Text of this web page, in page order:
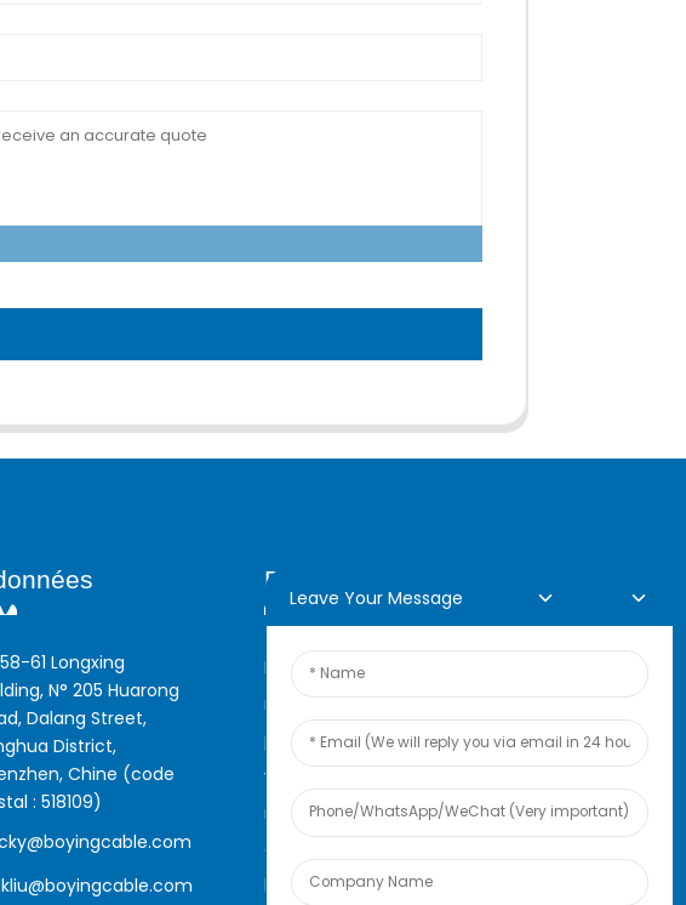
61 Longxing
N° 205 Huarong
Dalang Street,
District,
Chine (code
: 518109)
Demande En Ligne
Pour toute demande de
renseignements sur nos
produits ou notre liste de prix,
veuillez nous laisser votre e-
mail et nous vous
contacterons dans les 24
heures.
Leave Your Message